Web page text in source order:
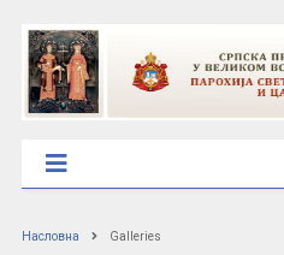
Насловна Galleries